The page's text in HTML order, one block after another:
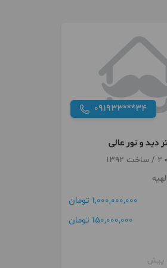
091933***34
1,000,000,000 تومان
150,000,000 تومان